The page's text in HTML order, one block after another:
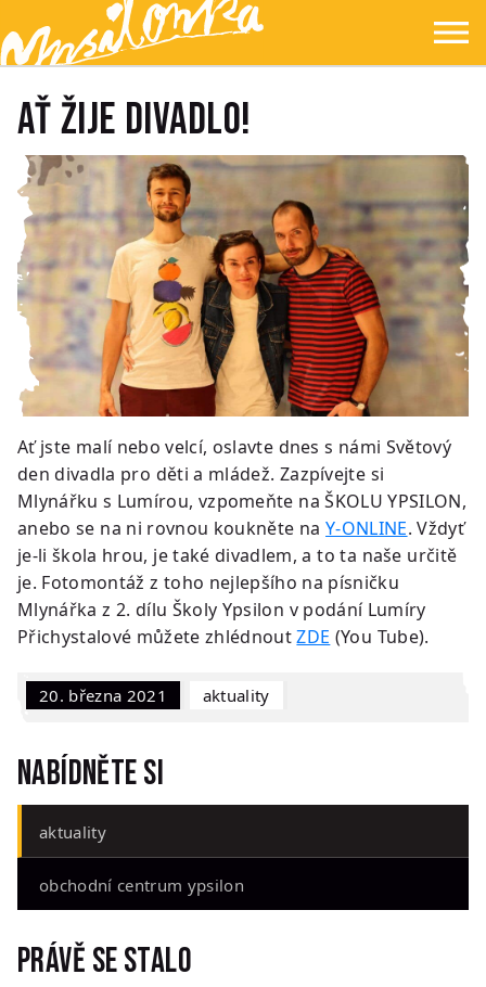
Přejít na hlavní obsah
Přejít na navigaci
Přejít na hledání
Ypsilonka ☰
AŤ ŽIJE DIVADLO!
Ať jste malí nebo velcí, oslavte dnes s námi Světový
den divadla pro děti a mládež. Zazpívejte si
Mlynářku s Lumírou, vzpomeňte na ŠKOLU YPSILON,
anebo se na ni rovnou koukněte naY-ONLINE. Vždyť
je-li škola hrou, je také divadlem, a to ta naše určitě
je. Fotomontáž z toho nejlepšího na písničku
Mlynářka z 2. dílu Školy Ypsilon v podání Lumíry
Přichystalové můžete zhlédnoutZDE (You Tube).
20. března 2021 Aktuality
Nabídněte si
aktuality
obchodní centrum ypsilon
Právě se stalo